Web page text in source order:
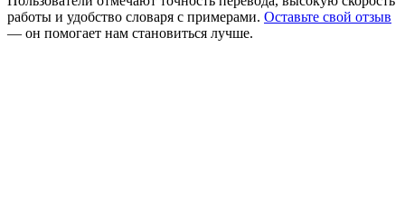
работы и удобство словаря с примерами. Оставьте свой отзыв
— он помогает нам становиться лучше.